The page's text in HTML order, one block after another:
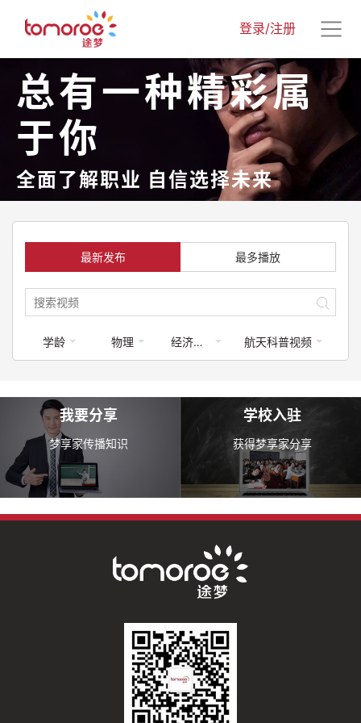
登录/注册
总有一种精彩属
于你
全面了解职业 自信选择未来
最新发布 最多播放
学龄 物理 经济学类 航天科普视频
我要分享
梦享家传播知识
学校入驻
获得梦享家分享